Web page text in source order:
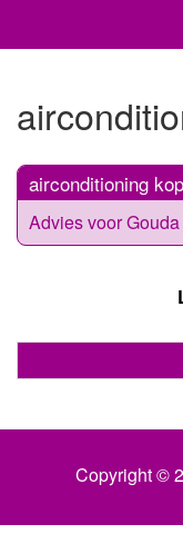
airconditioning
Advies voor Gouda
Copyright ©